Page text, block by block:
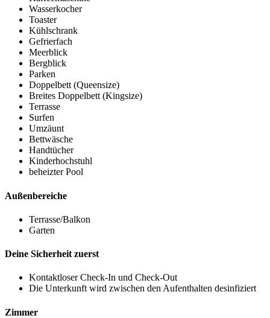
Wasserkocher
Toaster
Kühlschrank
Gefrierfach
Meerblick
Bergblick
Parken
Doppelbett (Queensize)
Breites Doppelbett (Kingsize)
Terrasse
Surfen
Umzäunt
Bettwäsche
Handtücher
Kinderhochstuhl
beheizter Pool
Außenbereiche
Terrasse/Balkon
Garten
Deine Sicherheit zuerst
Kontaktloser Check-In und Check-Out
Die Unterkunft wird zwischen den Aufenthalten desinfiziert
Zimmer